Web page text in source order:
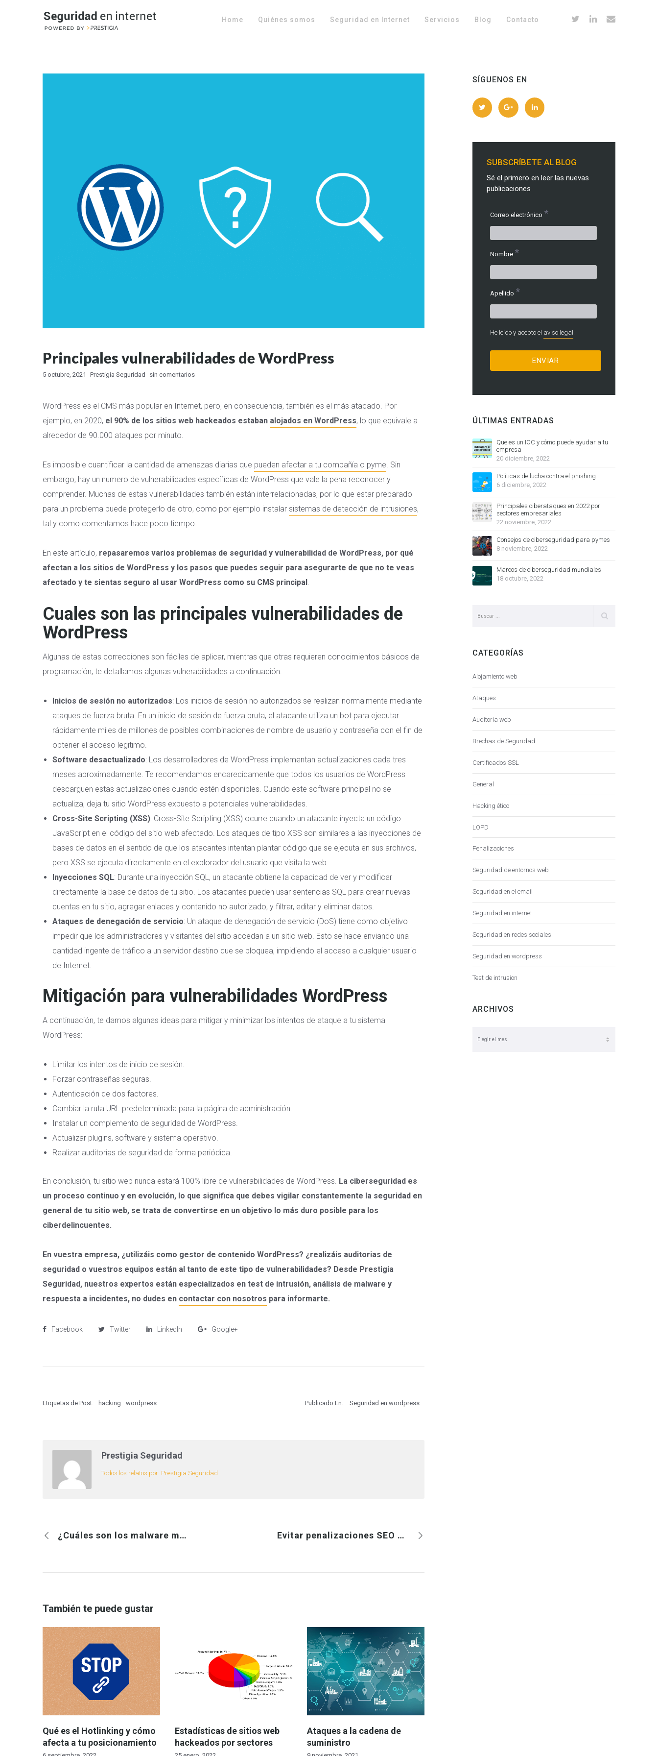
Home Quiénes somos Seguridad en Internet Servicios Blog Contacto
Principales vulnerabilidades de WordPress
5 octubre, 2021 Prestigia Seguridad sin comentarios
WordPress es el CMS más popular en Internet, pero, en consecuencia, también es el más atacado. Por
ejemplo, en 2020, el 90% de los sitios web hackeados estaban alojados en WordPress, lo que equivale a
alrededor de 90.000 ataques por minuto.
Es imposible cuantificar la cantidad de amenazas diarias que pueden afectar a tu compañía o pyme. Sin
embargo, hay un numero de vulnerabilidades específicas de WordPress que vale la pena reconocer y
comprender. Muchas de estas vulnerabilidades también están interrelacionadas, por lo que estar preparado
para un problema puede protegerlo de otro, como por ejemplo instalar sistemas de detección de intrusiones,
tal y como comentamos hace poco tiempo.
En este artículo, repasaremos varios problemas de seguridad y vulnerabilidad de WordPress, por qué
afectan a los sitios de WordPress y los pasos que puedes seguir para asegurarte de que no te veas
afectado y te sientas seguro al usar WordPress como su CMS principal.
Cuales son las principales vulnerabilidades de
WordPress
Algunas de estas correcciones son fáciles de aplicar, mientras que otras requieren conocimientos básicos de
programación, te detallamos algunas vulnerabilidades a continuación:
Inicios de sesión no autorizados: Los inicios de sesión no autorizados se realizan normalmente mediante
ataques de fuerza bruta. En un inicio de sesión de fuerza bruta, el atacante utiliza un bot para ejecutar
rápidamente miles de millones de posibles combinaciones de nombre de usuario y contraseña con el fin de
obtener el acceso legitimo.
Software desactualizado: Los desarrolladores de WordPress implementan actualizaciones cada tres
meses aproximadamente. Te recomendamos encarecidamente que todos los usuarios de WordPress
descarguen estas actualizaciones cuando estén disponibles. Cuando este software principal no se
actualiza, deja tu sitio WordPress expuesto a potenciales vulnerabilidades.
Cross-Site Scripting (XSS): Cross-Site Scripting (XSS) ocurre cuando un atacante inyecta un código
JavaScript en el código del sitio web afectado. Los ataques de tipo XSS son similares a las inyecciones de
bases de datos en el sentido de que los atacantes intentan plantar código que se ejecuta en sus archivos,
pero XSS se ejecuta directamente en el explorador del usuario que visita la web.
Inyecciones SQL: Durante una inyección SQL, un atacante obtiene la capacidad de ver y modificar
directamente la base de datos de tu sitio. Los atacantes pueden usar sentencias SQL para crear nuevas
cuentas en tu sitio, agregar enlaces y contenido no autorizado, y filtrar, editar y eliminar datos.
Ataques de denegación de servicio: Un ataque de denegación de servicio (DoS) tiene como objetivo
impedir que los administradores y visitantes del sitio accedan a un sitio web. Esto se hace enviando una
cantidad ingente de tráfico a un servidor destino que se bloquea, impidiendo el acceso a cualquier usuario
de Internet.
Mitigación para vulnerabilidades WordPress
A continuación, te damos algunas ideas para mitigar y minimizar los intentos de ataque a tu sistema
WordPress:
Limitar los intentos de inicio de sesión.
Forzar contraseñas seguras.
Autenticación de dos factores.
Cambiar la ruta URL predeterminada para la página de administración.
Instalar un complemento de seguridad de WordPress.
Actualizar plugins, software y sistema operativo.
Realizar auditorias de seguridad de forma periódica.
En conclusión, tu sitio web nunca estará 100% libre de vulnerabilidades de WordPress. La ciberseguridad es
un proceso continuo y en evolución, lo que significa que debes vigilar constantemente la seguridad en
general de tu sitio web, se trata de convertirse en un objetivo lo más duro posible para los
ciberdelincuentes.
En vuestra empresa, ¿utilizáis como gestor de contenido WordPress? ¿realizáis auditorias de
seguridad o vuestros equipos están al tanto de este tipo de vulnerabilidades? Desde Prestigia
Seguridad, nuestros expertos están especializados en test de intrusión, análisis de malware y
respuesta a incidentes, no dudes en contactar con nosotros para informarte.
Facebook Twitter LinkedIn Google+
Etiquetas de Post: hacking wordpress Publicado En: Seguridad en wordpress
Prestigia Seguridad
Todos los relatos por: Prestigia Seguridad
¿Cuáles son los malware más peligrosos? Evitar penalizaciones SEO en páginas sin HTTPS
También te puede gustar
Qué es el Hotlinking y cómo
afecta a tu posicionamiento
Estadísticas de sitios web
hackeados por sectores
Ataques a la cadena de
suministro
SÍGUENOS EN
SUBSCRÍBETE AL BLOG
Sé el primero en leer las nuevas
publicaciones
Correo electrónico *
Nombre *
Apellido *
He leído y acepto el aviso legal
ÚLTIMAS ENTRADAS
Que es un IOC y cómo puede ayudar a tu
empresa
20 diciembre, 2022
Políticas de lucha contra el phishing
6 diciembre, 2022
Principales ciberataques en 2022 por
sectores empresariales
22 noviembre, 2022
Consejos de ciberseguridad para pymes
8 noviembre, 2022
Marcos de ciberseguridad mundiales
18 octubre, 2022
CATEGORÍAS
Alojamiento web
Ataques
Auditoria web
Brechas de Seguridad
Certificados SSL
General
Hacking ético
LOPD
Penalizaciones
Seguridad de entornos web
Seguridad en el email
Seguridad en internet
Seguridad en redes sociales
Seguridad en wordpress
Test de intrusion
ARCHIVOS